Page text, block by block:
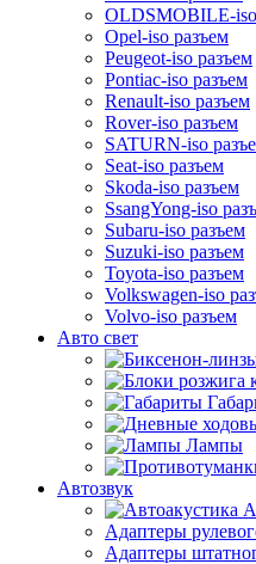
OLDSMOBILE-iso
Opel-iso разъем
Peugeot-iso разъем
Pontiac-iso разъем
Renault-iso разъем
Rover-iso разъем
SATURN-iso
Seat-iso разъем
Skoda-iso разъем
SsangYong-iso
Subaru-iso разъем
Suzuki-iso разъем
Toyota-iso разъем
Volkswagen-iso
Volvo-iso разъем
Авто свет
Лампы
Автозвук
Адаптеры
Адаптеры